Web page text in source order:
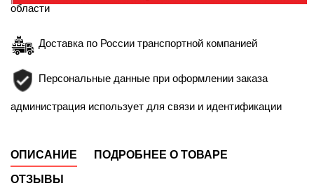
области
Доставка по России транспортной компанией
Персональные данные при оформлении заказа
администрация использует для связи и идентификации
ОПИСАНИЕ
ПОДРОБНЕЕ О ТОВАРЕ
ОТЗЫВЫ